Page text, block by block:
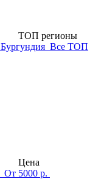
ТОП регионы
Бургундия Все ТОП
Цена
От 5000 р.